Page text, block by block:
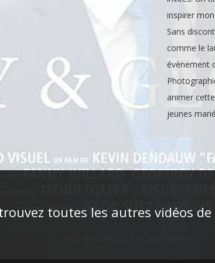
inspirer
Sans
comme le
évènement
animer
jeunes
toutes les autres vidéos